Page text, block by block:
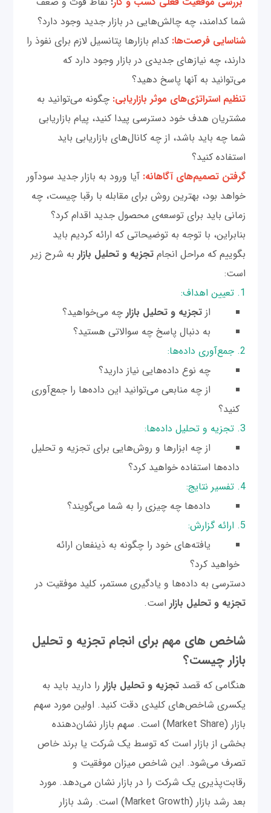
شما کدامند، چه چالش‌هایی در بازار جدید وجود دارد؟
شناسایی فرصت‌ها:کدام بازارها پتانسیل لازم برای نفوذ را
دارند، چه نیازهای جدیدی در بازار وجود دارد که
می‌توانید به آنها پاسخ دهید؟
تنظیم استراتژی‌های موثر بازاریابی: چگونه می‌توانید به
مشتریان هدف خود دسترسی پیدا کنید، پیام بازاریابی
شما چه باید باشد، از چه کانال‌های بازاریابی باید
استفاده کنید؟
گرفتن تصمیم‌های آگاهانه: آیا ورود به بازار جدید سودآور
خواهد بود، بهترین روش برای مقابله با رقبا چیست، چه
زمانی باید برای توسعه‌ی محصول جدید اقدام کرد؟
بنابراین، با توجه به توضیحاتی که ارائه کردیم باید
بگوییم که مراحل انجامتجزیه و تحلیل بازار به شرح زیر
است:
1. تعیین اهداف:
از تجزیه و تحلیل بازار چه می‌خواهید؟
به دنبال پاسخ چه سوالاتی هستید؟
2. جمع‌آوری داده‌ها:
چه نوع داده‌هایی نیاز دارید؟
از چه منابعی می‌توانید این داده‌ها را جمع‌آوری
کنید؟
3. تجزیه و تحلیل داده‌ها:
از چه ابزارها و روش‌هایی برای تجزیه و تحلیل
داده‌ها استفاده خواهید کرد؟
4. تفسیر نتایج:
داده‌ها چه چیزی را به شما می‌گویند؟
5. ارائه‌ گزارش:
یافته‌های خود را چگونه به ذینفعان ارائه
خواهید کرد؟
دسترسی به داده‌ها و یادگیری مستمر، کلید موفقیت در
تجزیه و تحلیل بازار است.
شاخص های مهم برای انجام تجزیه و تحلیل
بازار چیست؟
هنگامی که قصدتجزیه و تحلیل بازار را دارید باید به
یکسری شاخص‌های کلیدی دقت کنید. اولین مورد سهم
بازار (Market Share) است. سهم بازار نشان‌دهنده
بخشی از بازار است که توسط یک شرکت یا برند خاص
تصرف می‌شود. این شاخص میزان موفقیت و
رقابت‌پذیری یک شرکت را در بازار نشان می‌دهد. مورد
بعد رشد بازار (Market Growth) است. رشد بازار